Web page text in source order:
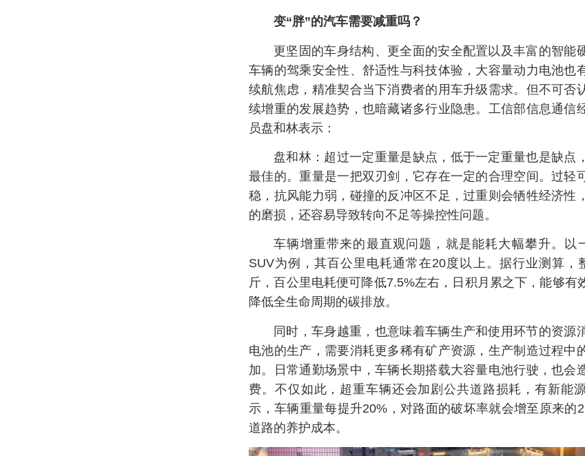
变“胖”的汽车需要减重吗？
更坚固的车身结构、更全面的安全配置以及丰富的智能
车辆的驾乘安全性、舒适性与科技体验，大容量动力电池也
续航焦虑，精准契合当下消费者的用车升级需求。但不可否
续增重的发展趋势，也暗藏诸多行业隐患。工信部信息通信
员盘和林表示：
盘和林：超过一定重量是缺点，低于一定重量也是缺点
最佳的。重量是一把双刃剑，它存在一定的合理空间。过轻
稳，抗风能力弱，碰撞的反冲区不足，过重则会牺牲经济性
的磨损，还容易导致转向不足等操控性问题。
车辆增重带来的最直观问题，就是能耗大幅攀升。以
SUV为例，其百公里电耗通常在20度以上。据行业测算，
斤，百公里电耗便可降低7.5%左右，日积月累之下，能够有
降低全生命周期的碳排放。
同时，车身越重，也意味着车辆生产和使用环节的资源
电池的生产，需要消耗更多稀有矿产资源，生产制造过程中
加。日常通勤场景中，车辆长期搭载大容量电池行驶，也会
费。不仅如此，超重车辆还会加剧公共道路损耗，有新能
示，车辆重量每提升20%，对路面的破坏率就会增至原来的
道路的养护成本。